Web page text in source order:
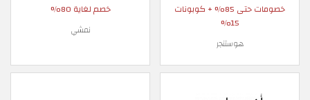
خصومات حتى 85% + كوبونات
15%
هوستنجر
خصم لغاية 80%
نمشي